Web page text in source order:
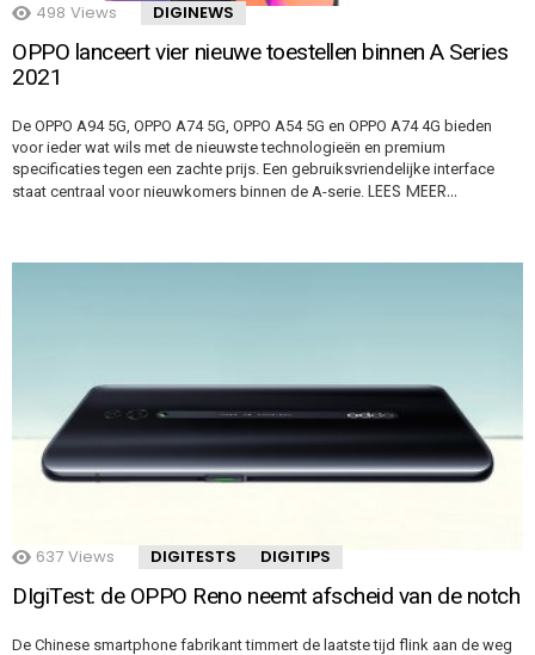
498 Views DIGINEWS
OPPO lanceert vier nieuwe toestellen binnen A Series
2021
De OPPO A94 5G, OPPO A74 5G, OPPO A54 5G en OPPO A74 4G bieden
voor ieder wat wils met de nieuwste technologieën en premium
specificaties tegen een zachte prijs. Een gebruiksvriendelijke interface
staat centraal voor nieuwkomers binnen de A-serie. LEES MEER…
637 Views DIGITESTS DIGITIPS
DIgiTest: de OPPO Reno neemt afscheid van de notch
De Chinese smartphone fabrikant timmert de laatste tijd flink aan de weg